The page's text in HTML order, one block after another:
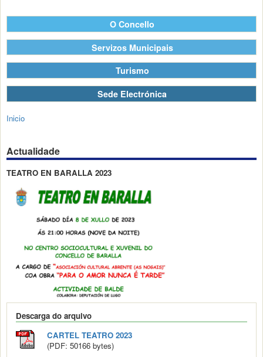
O Concello
Servizos Municipais
Turismo
Sede Electrónica
Inicio
Actualidade
TEATRO EN BARALLA 2023
Descarga do arquivo
CARTEL TEATRO 2023
(PDF: 50166 bytes)